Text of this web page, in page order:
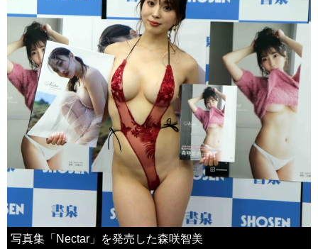
写真集「Nectar」を発売した森咲智美